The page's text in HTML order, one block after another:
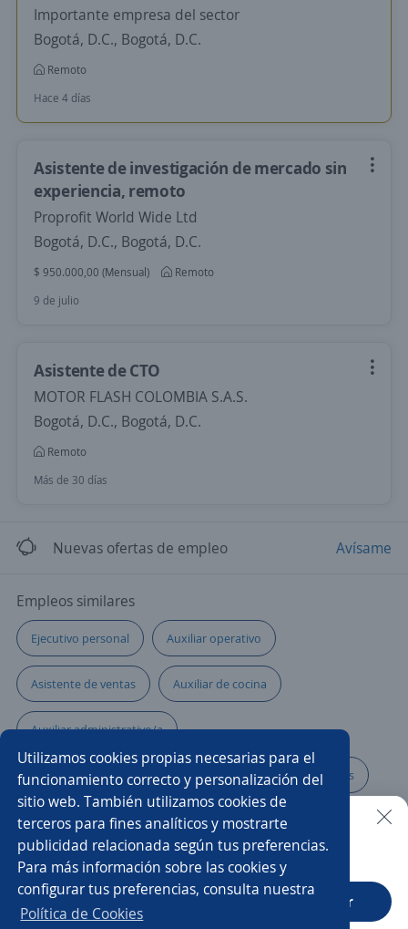
Utilizamos cookies propias necesarias para el
funcionamiento correcto y personalización del
sitio web. También utilizamos cookies de
terceros para fines analíticos y mostrarte
publicidad relacionada según tus preferencias.
Para más información sobre las cookies y
configurar tus preferencias, consulta nuestra
Política de Cookies
Importante empresa del sector
Bogotá, D.C., Bogotá, D.C.
Remoto
Hace 4 días
Asistente de investigación de mercado sin
experiencia, remoto
Proprofit World Wide Ltd
Bogotá, D.C., Bogotá, D.C.
$ 950.000,00 (Mensual)
Remoto
9 de julio
Asistente de CTO
MOTOR FLASH COLOMBIA S.A.S.
Bogotá, D.C., Bogotá, D.C.
Remoto
Más de 30 días
Nuevas ofertas de empleo Avísame
Empleos similares
Ejecutivo personal Auxiliar operativo
Asistente de ventas Auxiliar de cocina
Auxiliar administrativo/a
Auxiliar contable y administrativo Auxiliar de compras
Auxiliar de enfermería Auxiliar
Asistente de gerencia Auxiliar contable
Asistente/a contable Asistente/a de comercio exterior
Buscar es más fácil en la app
CT App Abrir